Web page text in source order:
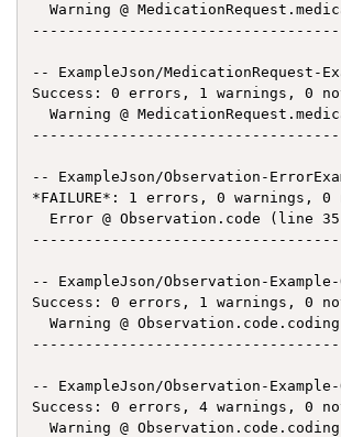
Warning @
-- ExampleJson/
Success: 0 errors, 1 warnings, 0
Warning @
-- ExampleJson/Observation-
*FAILURE*: 1 errors, 0 warnings, 0
Error @ Observation.code (line
-- ExampleJson/Observation-
Success: 0 errors, 1 warnings, 0
Warning @
-- ExampleJson/Observation-
Success: 0 errors, 4 warnings, 0
Warning @